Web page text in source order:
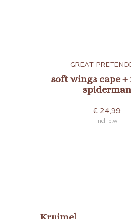
GREAT
soft wings cape +
spiderman
€ 24,99
Incl. btw
Kruimel